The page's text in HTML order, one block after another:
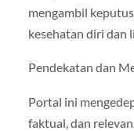
mengambil
kesehatan diri dan
Pendekatan dan
Portal ini
faktual, dan